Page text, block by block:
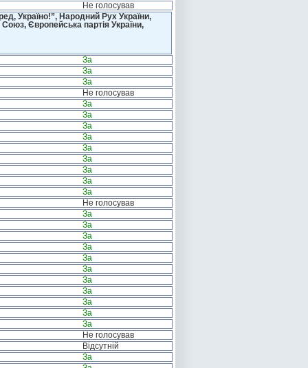
Не голосував
Україно!”, Народний Рух України,
Європейська партія України,
За
За
За
Не голосував
За
За
За
За
За
За
За
За
За
Не голосував
За
За
За
За
За
За
За
За
За
За
За
Не голосував
Відсутній
За